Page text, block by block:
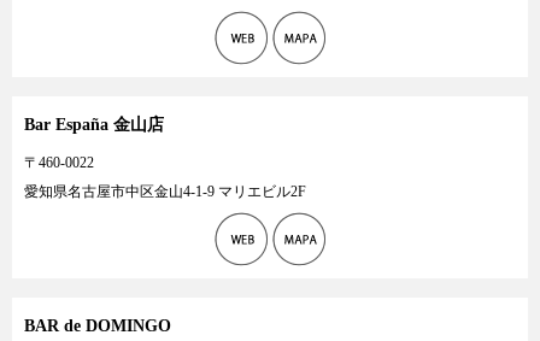
Bar España 金山店
〒460-0022
愛知県名古屋市中区金山4-1-9 マリエビル2F
BAR de DOMINGO